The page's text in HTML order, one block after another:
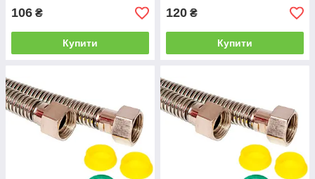
106 ₴
Купити
120 ₴
Купити